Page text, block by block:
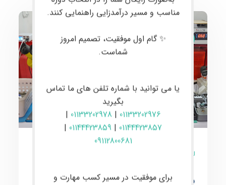
هزینه لوازم تعمیرات سخت
مناسب و مسیر درآمدزایی راهنمایی کنند.
✨ گام اول موفقیت، تصمیم امروز
شماست.
یا می توانید با شماره تلفن های ما تماس
بگیرید
01133202976
|
01133202978
|
01144423857
|
01144423859
|
09112800681
برای موفقیت در مسیر کسب مهارت و